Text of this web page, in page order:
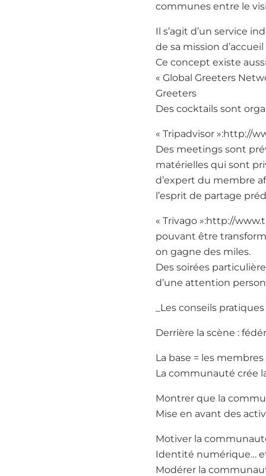
communes entre le
Il s’agit d’un service
de sa mission
Ce concept existe
« Global Greeters
Greeters
Des cocktails sont
« Tripadvisor »:http://
Des meetings sont
matérielles qui sont
d’expert du membre
l’esprit de partage
« Trivago »:http://
pouvant être
on gagne des miles.
Des soirées
d’une attention
_Les conseils
Derrière la scène :
La base = les membres
La communauté crée
Montrer que la
Mise en avant des
Motiver la
Identité numérique…
Modérer la